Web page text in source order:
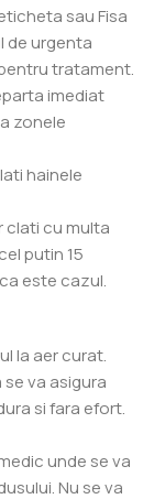
sau Fisa
de urgenta
tratament.
imediat
zonele
hainele
clati cu multa
putin 15
este cazul.
la aer curat.
va asigura
si fara efort.
unde se va
Nu se va